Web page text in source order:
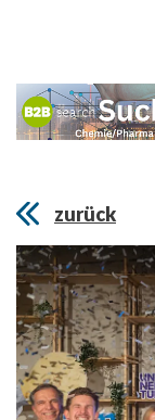
zurück